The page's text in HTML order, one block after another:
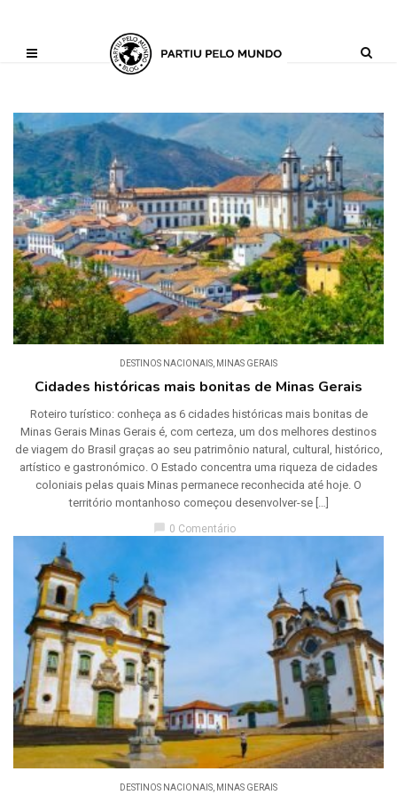
('AI_CONTENT_MARKER_NO_GET_SIDEBAR', true);
DESTINOS NACIONAIS, MINAS GERAIS
Cidades históricas mais bonitas de Minas Gerais
Roteiro turístico: conheça as 6 cidades históricas mais bonitas de
Minas Gerais Minas Gerais é, com certeza, um dos melhores destinos
de viagem do Brasil graças ao seu patrimônio natural, cultural, histórico,
artístico e gastronómico. O Estado concentra uma riqueza de cidades
coloniais pelas quais Minas permanece reconhecida até hoje. O
território montanhoso começou desenvolver-se […]
chat_bubble 0 Comentário
DESTINOS NACIONAIS MINAS GERAIS